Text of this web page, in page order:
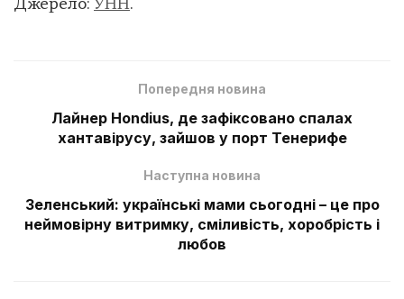
Джерело: УНН.
Попередня новина
Лайнер Hondius, де зафіксовано спалах
хантавірусу, зайшов у порт Тенерифе
Наступна новина
Зеленський: українські мами сьогодні – це про
неймовірну витримку, сміливість, хоробрість і
любов